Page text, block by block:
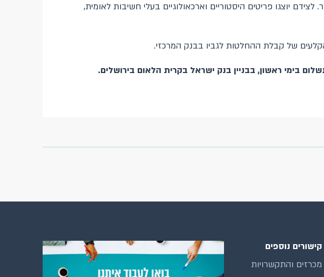
יוצגו פריטים היסטוריים וארכאולוגיים בעלי חשיבות לאומית,
של קבלת ההחלטות לגביו בבנק המרכזי.
בימי ראשון, בבניין בנק ישראל בקרית הלאום בירושלים.
קישורים נוספים
מכרזים והתקשרויות